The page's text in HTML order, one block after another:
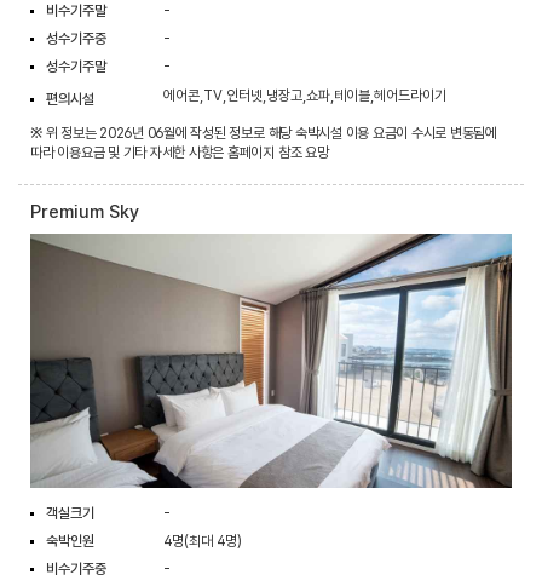
비수기주말
-
성수기주중
-
성수기주말
-
편의시설
에어콘,TV,인터넷,냉장고,쇼파,테이블,헤어드라이기
※ 위 정보는 2026년 06월에 작성된 정보로 해당 숙박시설 이용 요금이 수시로 변동됨에
따라 이용요금 및 기타 자세한 사항은 홈페이지 참조 요망
Premium Sky
객실크기
-
숙박인원
4명(최대 4명)
비수기주중
-